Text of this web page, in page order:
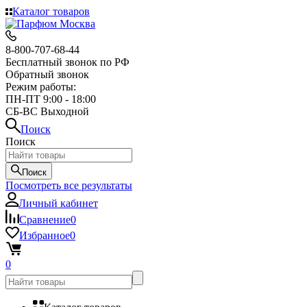
Каталог товаров
8-800-707-68-44
Бесплатный звонок по РФ
Обратный звонок
Режим работы:
ПН-ПТ 9:00 - 18:00
СБ-ВС Выходной
Поиск
Поиск
Поиск
Посмотреть все результаты
Личный кабинет
Сравнение0
Избранное0
0